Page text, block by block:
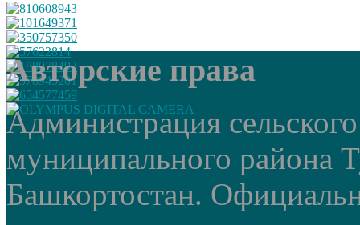
Авторские права
Администрация
муниципального района
Башкортостан.